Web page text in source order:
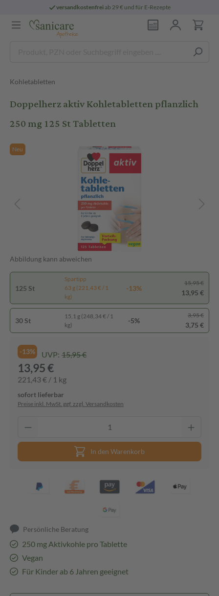
versandkostenfreiab 29 € und für E-Rezepte
Kohletabletten
Doppelherz aktiv Kohletabletten pflanzlich
250 mg 125 St Tabletten
Neu
Abbildung kann abweichen
125 St
Spartipp
63 g (221,43 € / 1
kg)
-13%
15,95 €
13,95 €
30 St
15,1 g (248,34 € / 1
kg)
-5%
3,95 €
3,75 €
-13% UVP: 15,95 €
13,95 €
221,43 € / 1 kg
sofort lieferbar
Preise inkl. MwSt. ggf. zzgl. Versandkosten
In den Warenkorb
Persönliche Beratung
250 mg Aktivkohle pro Tablette
Vegan
Für Kinder ab 6 Jahren geeignet